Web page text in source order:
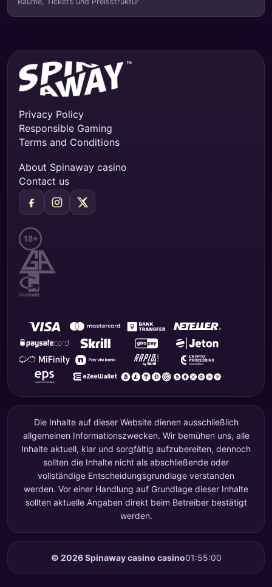
Privacy Policy
Responsible Gaming
Terms and Conditions
About Spinaway casino
Contact us
Die Inhalte auf dieser Website dienen ausschließlich
allgemeinen Informationszwecken. Wir bemühen uns, alle
Inhalte aktuell, klar und sorgfältig aufzubereiten, dennoch
sollten die Inhalte nicht als abschließende oder
vollständige Entscheidungsgrundlage verstanden
werden. Vor einer Handlung auf Grundlage dieser Inhalte
sollten aktuelle Angaben direkt beim Betreiber bestätigt
werden.
© 2026Spinaway casino casino01:55:00